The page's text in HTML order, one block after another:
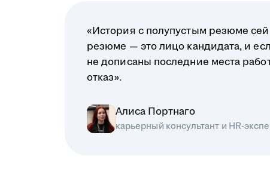
«История с полупустым резюме
резюме — это лицо кандидата, и
не дописаны последние места
отказ».
Алиса Портнаго
карьерный консультант и HR-